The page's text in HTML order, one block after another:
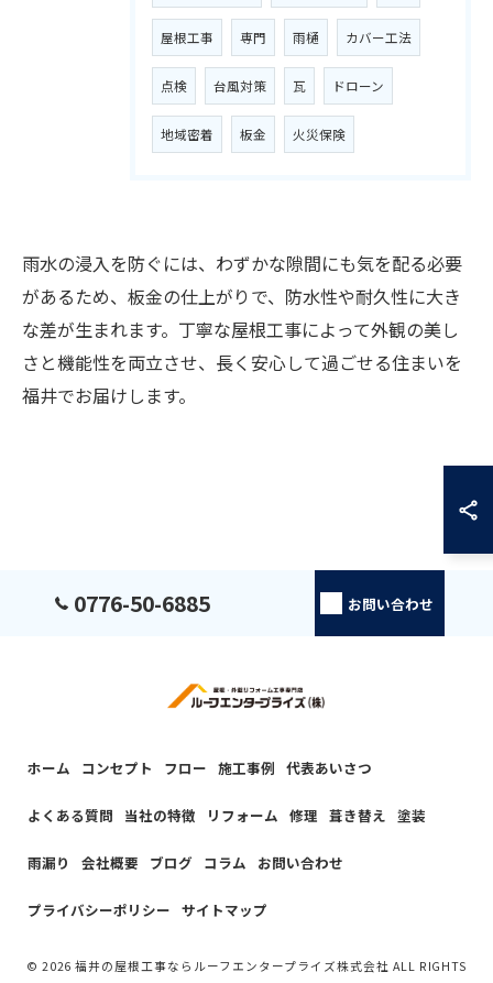
屋根工事 専門 雨樋 カバー工法
点検 台風対策 瓦 ドローン
地域密着 板金 火災保険
雨水の浸入を防ぐには、わずかな隙間にも気を配る必要
があるため、板金の仕上がりで、防水性や耐久性に大き
な差が生まれます。丁寧な屋根工事によって外観の美し
さと機能性を両立させ、長く安心して過ごせる住まいを
福井でお届けします。
0776-50-6885 お問い合わせ
ホーム コンセプト フロー 施工事例 代表あいさつ
よくある質問 当社の特徴 リフォーム 修理 葺き替え 塗装
雨漏り 会社概要 ブログ コラム お問い合わせ
プライバシーポリシー サイトマップ
© 2026 福井の屋根工事ならルーフエンタープライズ株式会社 ALL RIGHTS
お気軽にご相談ください